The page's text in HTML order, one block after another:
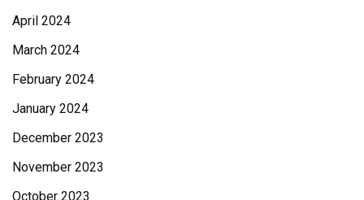
April 2024
March 2024
February 2024
January 2024
December 2023
November 2023
October 2023